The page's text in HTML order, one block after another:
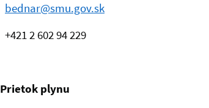
bednar@smu.gov.sk
+421 2 602 94 229
Prietok plynu